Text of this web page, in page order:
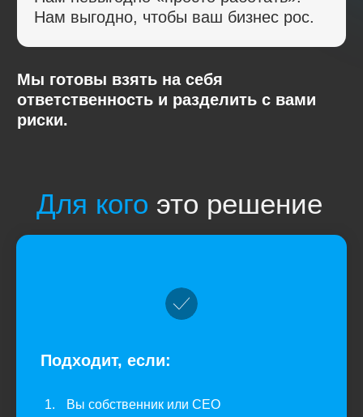
Подходит, если:
Вы собственник или CEO